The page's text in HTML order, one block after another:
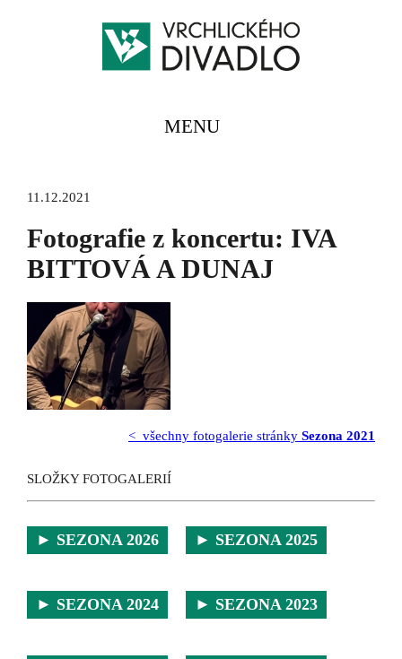
MENU
11.12.2021
Fotografie z koncertu: IVA
BITTOVÁ A DUNAJ
< všechny fotogalerie stránky Sezona 2021
SLOŽKY FOTOGALERIÍ
► SEZONA 2026 ► SEZONA 2025
► SEZONA 2024 ► SEZONA 2023